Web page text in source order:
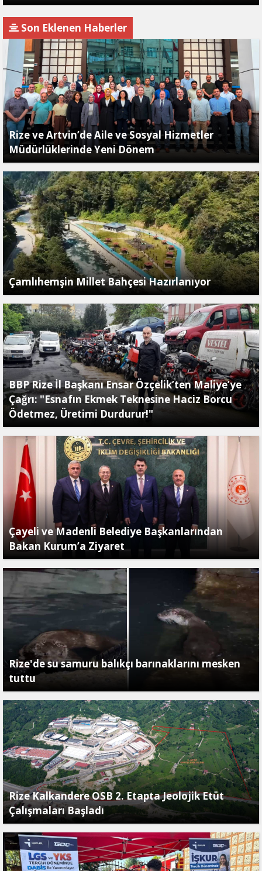
Son Eklenen Haberler
Rize ve Artvin’de Aile ve Sosyal Hizmetler
Müdürlüklerinde Yeni Dönem
Çamlıhemşin Millet Bahçesi Hazırlanıyor
BBP Rize İl Başkanı Ensar Özçelik’ten Maliye’ye
Çağrı: "Esnafın Ekmek Teknesine Haciz Borcu
Ödetmez, Üretimi Durdurur!"
Çayeli ve Madenli Belediye Başkanlarından
Bakan Kurum’a Ziyaret
Rize'de su samuru balıkçı barınaklarını mesken
tuttu
Rize Kalkandere OSB 2. Etapta Jeolojik Etüt
Çalışmaları Başladı